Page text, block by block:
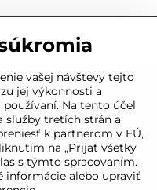
vašej návštevy tejto
jej výkonnosti a
Na tento účel
služby tretích strán a
k partnerom v EÚ,
na „Prijať všetky
s týmto spracovaním.
informácie alebo upraviť